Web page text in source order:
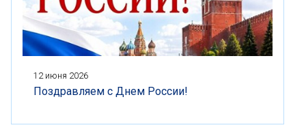
12 июня 2026
Поздравляем с Днем России!